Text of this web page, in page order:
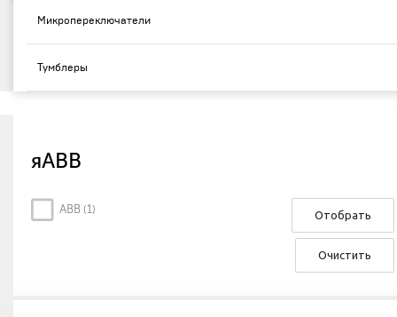
Микропереключатели
Тумблеры
яABB
Отобрать
Очистить
ABB (1)